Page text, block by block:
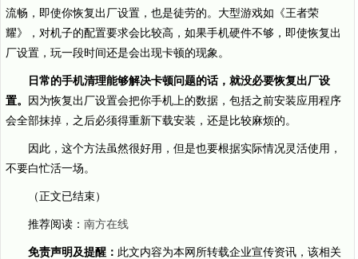
流畅，即使你恢复出厂设置，也是徒劳的。大型游戏如《王者荣
耀》，对机子的配置要求会比较高，如果手机硬件不够，即使恢复出
厂设置，玩一段时间还是会出现卡顿的现象。
日常的手机清理能够解决卡顿问题的话，就没必要恢复出厂设
置。
因为恢复出厂设置会把你手机上的数据，包括之前安装应用程序
会全部抹掉，之后必须得重新下载安装，还是比较麻烦的。
因此，这个方法虽然很好用，但是也要根据实际情况灵活使用，
不要白忙活一场。
（正文已结束）
推荐阅读： 南方在线
免责声明及提醒： 此文内容为本网所转载企业宣传资讯，该相关